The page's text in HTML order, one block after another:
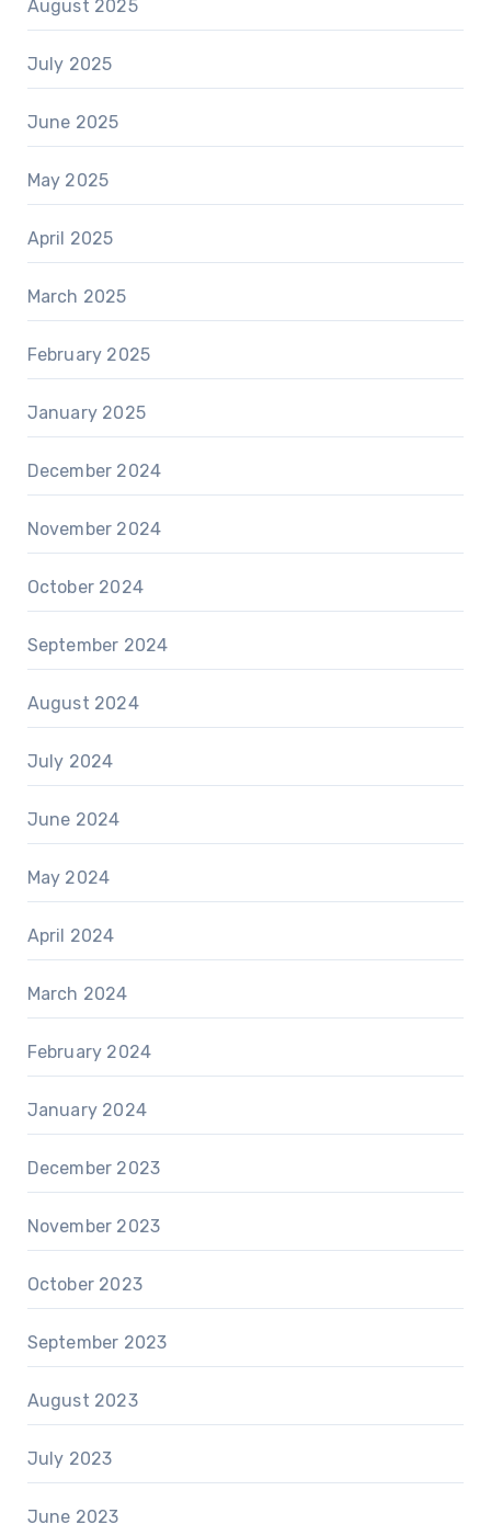
August 2025
July 2025
June 2025
May 2025
April 2025
March 2025
February 2025
January 2025
December 2024
November 2024
October 2024
September 2024
August 2024
July 2024
June 2024
May 2024
April 2024
March 2024
February 2024
January 2024
December 2023
November 2023
October 2023
September 2023
August 2023
July 2023
June 2023